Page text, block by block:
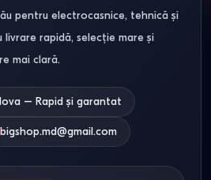
decongelare
800 W Inverter
Grill, Quick
certificare
disponibile pe Bigshop.md
și RoHS, au protecție împotriva
pentru electrocasnice, tehnică și
livrare rapidă, selecție mare și
mai clară.
– Rapid și garantat
bigshop.md@gmail.com